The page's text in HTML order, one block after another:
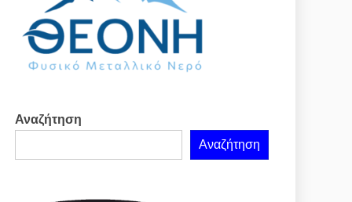
Αναζήτηση
Αναζήτηση